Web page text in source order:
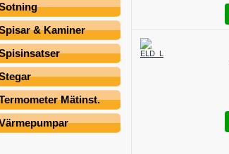
& Kaminer
Mätinst.